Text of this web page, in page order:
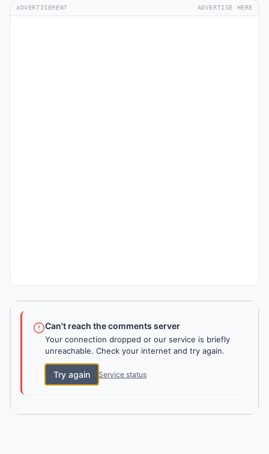
ADVERTISEMENT ADVERTISE HERE
Can't reach the comments server
Your connection dropped or our service is briefly
unreachable. Check your internet and try again.
Try again Service status